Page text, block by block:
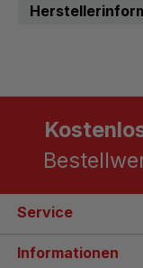
Service
Informationen